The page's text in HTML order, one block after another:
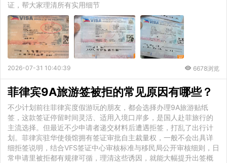
证，帮大家理清所有实用细节
2026-07-31 10:40:39 6678浏览
菲律宾9A旅游签被拒的常见原因有哪些？
不少计划前往菲律宾度假游玩的朋友，都会选择办理9A旅游贴纸
签，这款签证停留时间灵活、适用入境口岸多，是国人赴菲旅行的
主流选择。但最近不少申请者递交材料后遭遇拒签，打乱了出行计
划。菲律宾驻华使领馆拥有签证审批自主裁量权，一般不会出具详
细拒签说明，结合VFS签证中心审核标准与移民局公开审核细则，日
常申请里被拒都有规律可循，理清这些诱因，就能大幅提升出签概